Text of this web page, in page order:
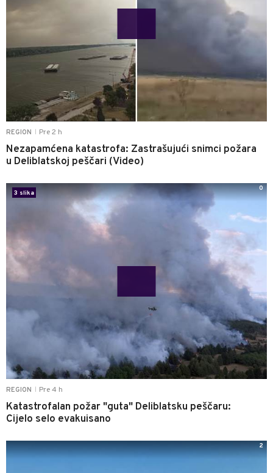
REGION Pre 2 h
Nezapamćena katastrofa: Zastrašujući snimci požara
u Deliblatskoj peščari (Video)
REGION Pre 4 h
Katastrofalan požar "guta" Deliblatsku peščaru:
Cijelo selo evakuisano
3 slika
0
2